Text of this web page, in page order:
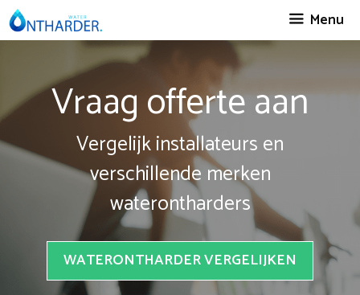
Spring
naar
Menu
Vraag offerte aan
Vergelijk installateurs en
verschillende merken
waterontharders
WATERONTHARDER VERGELIJKEN